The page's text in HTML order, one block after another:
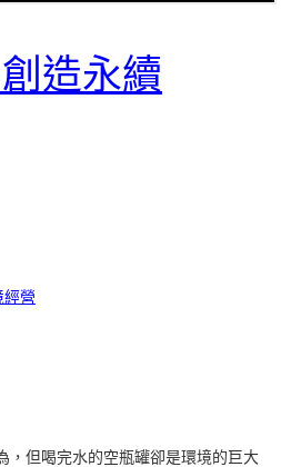
造永續
經營
，但喝完水的空瓶罐卻是環境的巨大